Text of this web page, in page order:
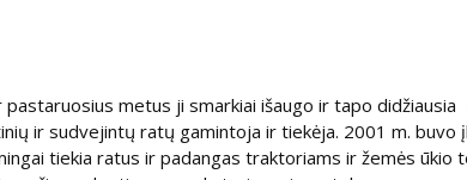
metus ji smarkiai išaugo ir tapo didžiausia
ir sudvejintų ratų gamintoja ir tiekėja. 2001 m. buvo
tiekia ratus ir padangas traktoriams ir žemės ūkio